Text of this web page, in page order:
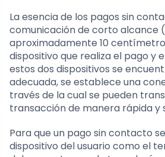
La esencia de los pagos sin
comunicación de corto alcance
aproximadamente 10
dispositivo que realiza el pago y
estos dos dispositivos se
adecuada, se establece una
través de la cual se pueden
transacción de manera rápida y
Para que un pago sin contacto
dispositivo del usuario como el